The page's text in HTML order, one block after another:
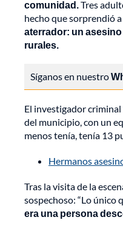
comunidad.Tres
hecho que sorprendió
aterrador: un
rurales.
Síganos en nuestro
El investigador criminal
del municipio, con un
menos tenía, tenía 13
Hermanos
Tras la visita de la
sospechoso: “Lo único
era una persona